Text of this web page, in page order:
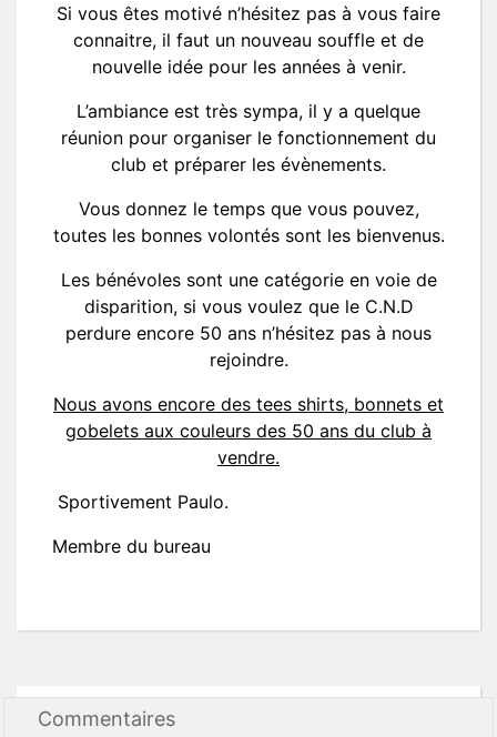
Si vous êtes motivé n’hésitez pas à vous faire
connaitre, il faut un nouveau souffle et de
nouvelle idée pour les années à venir.
L’ambiance est très sympa, il y a quelque
réunion pour organiser le fonctionnement du
club et préparer les évènements.
Vous donnez le temps que vous pouvez,
toutes les bonnes volontés sont les bienvenus.
Les bénévoles sont une catégorie en voie de
disparition, si vous voulez que le C.N.D
perdure encore 50 ans n’hésitez pas à nous
rejoindre.
Nous avons encore des tees shirts, bonnets et
gobelets aux couleurs des 50 ans du club à
vendre.
Sportivement Paulo.
Membre du bureau
Commentaires